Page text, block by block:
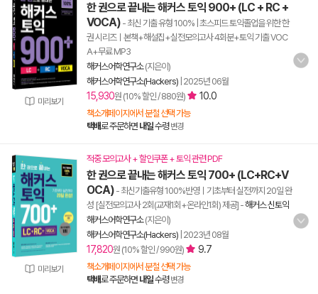
미리보기
한 권으로 끝내는 해커스 토익 900+ (LC + RC +
VOCA) - 최신 기출 유형 100% | 초스피드 토익졸업을 위한 한
권 시리즈ㅣ본책+해설집+실전모의고사 4회분+토익 기출 VOC
A+무료 MP3
해커스어학연구소(지은이)
해커스어학연구소(Hackers) 2025년 06월
15,930원 (10% 할인 / 880원) 10.0
책소개페이지에서 분철 선택 가능
택배로 주문하면 내일수령 변경
미리보기
적중 모의고사 + 할인쿠폰 + 토익 관련 PDF
한 권으로 끝내는 해커스 토익 700+ (LC+RC+V
OCA) - 최신기출유형 100%반영ㅣ기초부터 실전까지 20일 완
성 [실전모의고사 2회(교재1회+온라인1회) 제공] -해커스 신토익
해커스어학연구소(지은이)
해커스어학연구소(Hackers) 2023년 08월
17,820원 (10% 할인 / 990원) 9.7
책소개페이지에서 분철 선택 가능
택배로 주문하면 내일수령 변경